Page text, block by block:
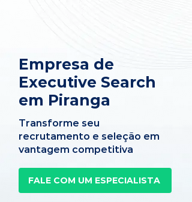
Empresa de
Executive Search
em Piranga
Transforme seu
recrutamento e seleção em
vantagem competitiva
FALE COM UM ESPECIALISTA